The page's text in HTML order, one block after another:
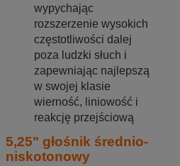
wypychając
rozszerzenie wysokich
częstotliwości dalej
poza ludzki słuch i
zapewniając najlepszą
w swojej klasie
wierność, liniowość i
reakcję przejściową
5,25" głośnik średnio-
niskotonowy